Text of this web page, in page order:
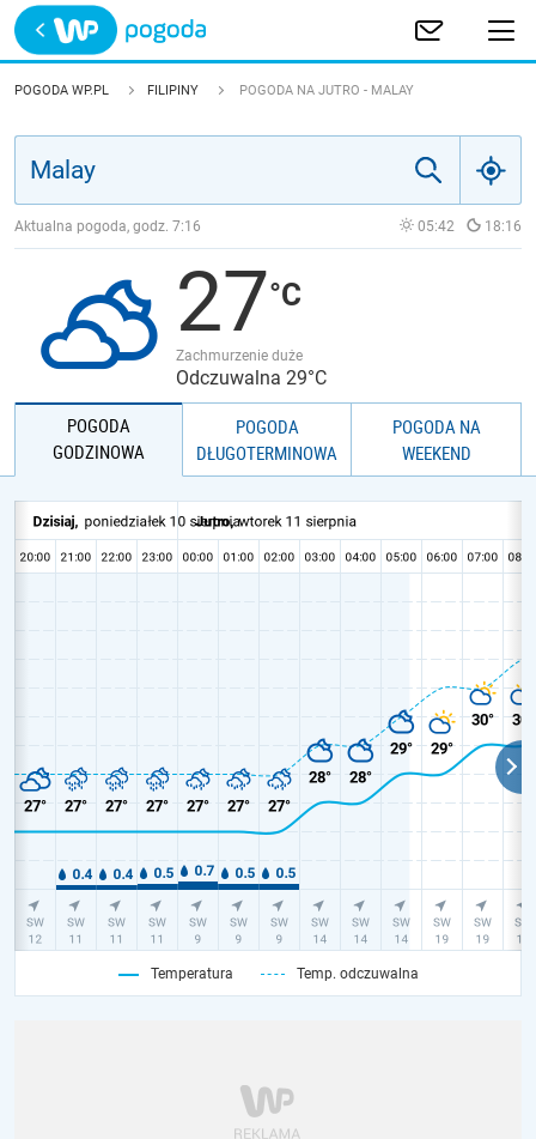
Trwa ładowanie
POLSKA
POGODA WP.PL FILIPINY POGODA NA JUTRO - MALAY
Aktualna pogoda, godz. 7:16 05:42 18:16
27
Zachmurzenie duże
Odczuwalna 29°C
POGODA
GODZINOWA
POGODA
DŁUGOTERMINOWA
POGODA NA
WEEKEND
Temperatura Temp. odczuwalna